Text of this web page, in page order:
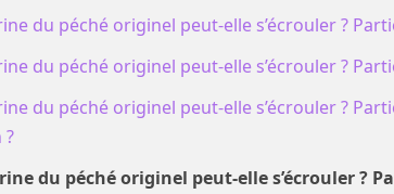
du péché originel peut-elle s’écrouler ?
du péché originel peut-elle s’écrouler ?
du péché originel peut-elle s’écrouler ?
?
du péché originel peut-elle s’écrouler ?